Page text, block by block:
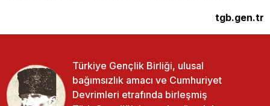
tgb.gen.tr
Türkiye Gençlik Birliği, ulusal
bağımsızlık amacı ve Cumhuriyet
Devrimleri etrafında birleşmiş